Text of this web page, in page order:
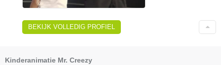
BEKIJK VOLLEDIG PROFIEL
Kinderanimatie Mr. Creezy